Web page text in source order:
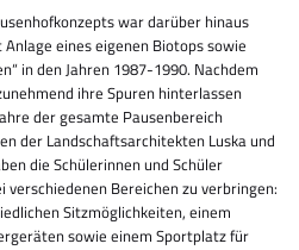
war darüber hinaus
eines eigenen Biotops sowie
in den Jahren 1987-1990. Nachdem
ihre Spuren hinterlassen
der gesamte Pausenbereich
der Landschaftsarchitekten Luska und
die Schülerinnen und Schüler
Bereichen zu verbringen:
Sitzmöglich­keiten, einem
sowie einem Sportplatz für